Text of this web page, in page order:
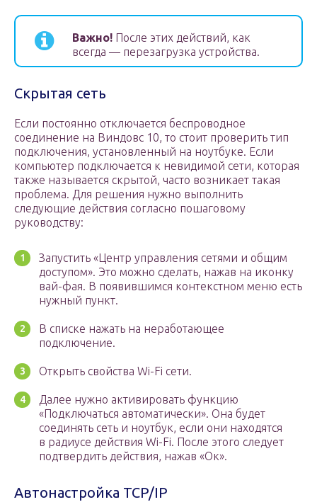
Важно! После этих действий, как
всегда — перезагрузка устройства.
Скрытая сеть
Если постоянно отключается беспроводное
соединение на Виндовс 10, то стоит проверить тип
подключения, установленный на ноутбуке. Если
компьютер подключается к невидимой сети, которая
также называется скрытой, часто возникает такая
проблема. Для решения нужно выполнить
следующие действия согласно пошаговому
руководству:
Запустить «Центр управления сетями и общим
доступом». Это можно сделать, нажав на иконку
вай-фая. В появившимся контекстном меню есть
нужный пункт.
В списке нажать на неработающее
подключение.
Открыть свойства Wi-Fi сети.
Далее нужно активировать функцию
«Подключаться автоматически». Она будет
соединять сеть и ноутбук, если они находятся
в радиусе действия Wi-Fi. После этого следует
подтвердить действия, нажав «Ок».
Автонастройка TCP/IP